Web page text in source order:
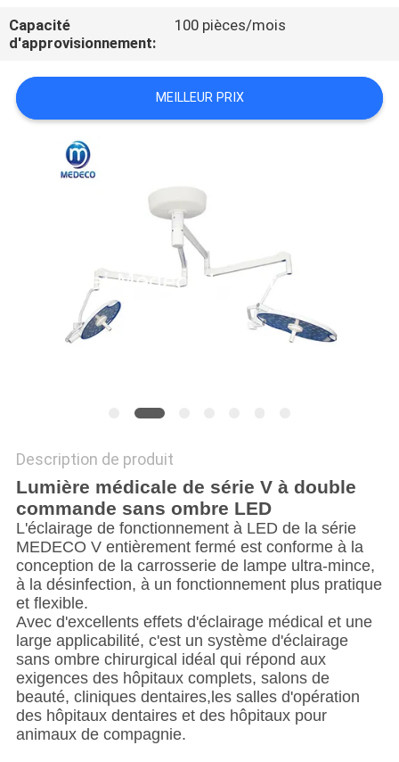
NOUS
NOUVELLES
Capacité
d'approvisionnement:
100 pièces/mois
MEILLEUR PRIX
Description de produit
Lumière médicale de série V à double
commande sans ombre LED
L'éclairage de fonctionnement à LED de la série
MEDECO V entièrement fermé est conforme à la
conception de la carrosserie de lampe ultra-mince,
à la désinfection, à un fonctionnement plus pratique
et flexible.
Avec d'excellents effets d'éclairage médical et une
large applicabilité, c'est un système d'éclairage
sans ombre chirurgical idéal qui répond aux
exigences des hôpitaux complets, salons de
beauté, cliniques dentaires,les salles d'opération
des hôpitaux dentaires et des hôpitaux pour
animaux de compagnie.